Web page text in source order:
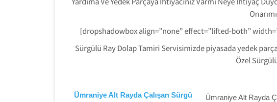
[dropshadowbox align=”none” effect=”lifted-both”
Sürgülü Ray Dolap Tamiri Servisimizde piyasada yedek
Özel
Ümraniye Alt Rayda Çalışan Sürgü
Ümraniye Alt Rayda